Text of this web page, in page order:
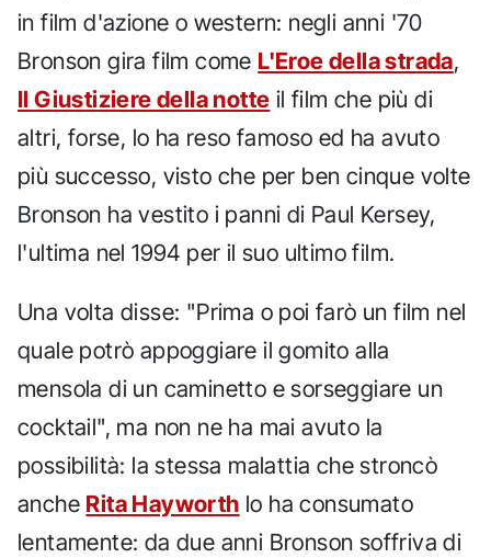
in film d'azione o western: negli anni '70
Bronson gira film come L'Eroe della strada,
Il Giustiziere della notte il film che più di
altri, forse, lo ha reso famoso ed ha avuto
più successo, visto che per ben cinque volte
Bronson ha vestito i panni di Paul Kersey,
l'ultima nel 1994 per il suo ultimo film.
Una volta disse: "Prima o poi farò un film nel
quale potrò appoggiare il gomito alla
mensola di un caminetto e sorseggiare un
cocktail", ma non ne ha mai avuto la
possibilità: la stessa malattia che stroncò
anche Rita Hayworth lo ha consumato
lentamente: da due anni Bronson soffriva di